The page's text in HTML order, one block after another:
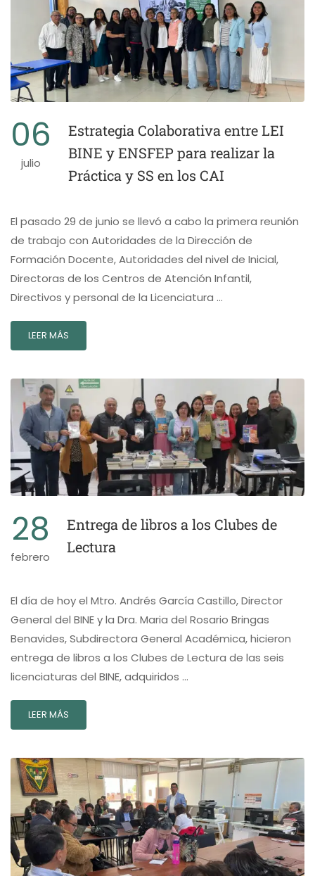
06
julio
Estrategia Colaborativa entre LEI
BINE y ENSFEP para realizar la
Práctica y SS en los CAI
El pasado 29 de junio se llevó a cabo la primera reunión
de trabajo con Autoridades de la Dirección de
Formación Docente, Autoridades del nivel de Inicial,
Directoras de los Centros de Atención Infantil,
Directivos y personal de la Licenciatura …
LEER MÁS
28
febrero
Entrega de libros a los Clubes de
Lectura
El día de hoy el Mtro. Andrés García Castillo, Director
General del BINE y la Dra. Maria del Rosario Bringas
Benavides, Subdirectora General Académica, hicieron
entrega de libros a los Clubes de Lectura de las seis
licenciaturas del BINE, adquiridos …
LEER MÁS